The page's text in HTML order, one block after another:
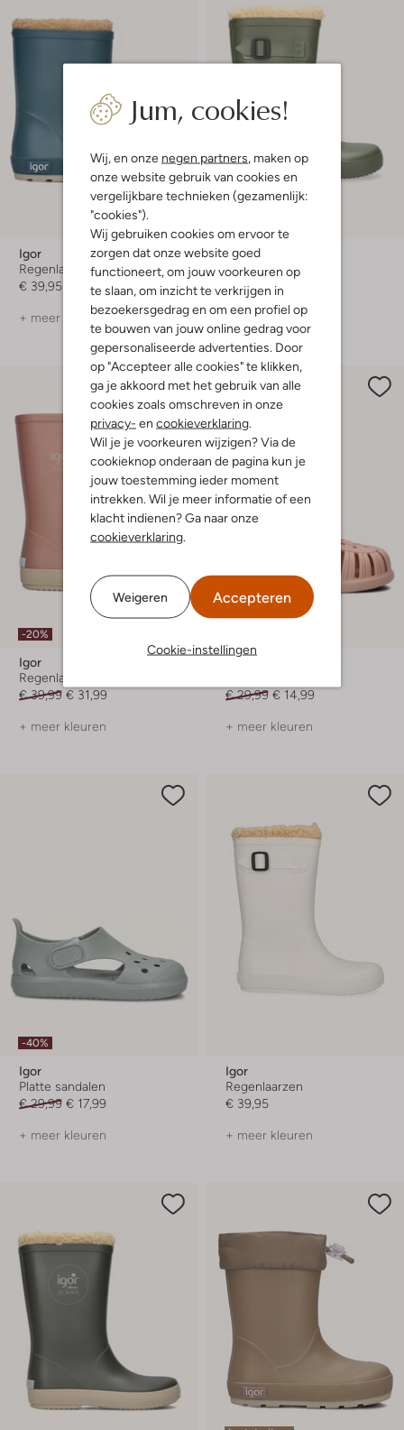
Jum, cookies!
Wij, en onze negen partners, maken op
onze website gebruik van cookies en
vergelijkbare technieken (gezamenlijk:
"cookies").
Wij gebruiken cookies om ervoor te
zorgen dat onze website goed
functioneert, om jouw voorkeuren op
te slaan, om inzicht te verkrijgen in
bezoekersgedrag en om een profiel op
te bouwen van jouw online gedrag voor
gepersonaliseerde advertenties. Door
op "Accepteer alle cookies" te klikken,
ga je akkoord met het gebruik van alle
cookies zoals omschreven in onze
privacy- en cookieverklaring.
Wil je je voorkeuren wijzigen? Via de
cookieknop onderaan de pagina kun je
jouw toestemming ieder moment
intrekken. Wil je meer informatie of een
klacht indienen? Ga naar onze
cookieverklaring.
Weigeren Accepteren
Cookie-instellingen
Igor
Regenlaarzen
€ 39,95
+ meer kleuren
Igor
Regenlaarzen
€ 39,95
+ meer kleuren
-20%
Igor
Regenlaarzen
€ 39,99 € 31,99
+ meer kleuren
€ 29,99 € 14,99
+ meer kleuren
-40%
Igor
Platte sandalen
€ 29,99 € 17,99
+ meer kleuren
Igor
Regenlaarzen
€ 39,95
+ meer kleuren